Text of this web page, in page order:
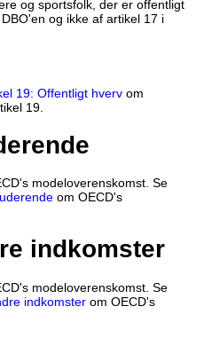
og sportsfolk, der er offentligt
og ikke af artikel 17 i
19: Offentligt hvervom
19.
modeloverenskomst. Se
om OECD's
indkomster
modeloverenskomst. Se
indkomsterom OECD's